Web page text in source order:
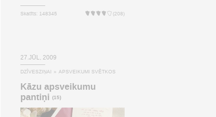
Skatīts: 148345 (208)
27.JŪL, 2009
DZĪVESZIŅAI » APSVEIKUMI SVĒTKOS
Kāzu apsveikumu
pantiņi (15)